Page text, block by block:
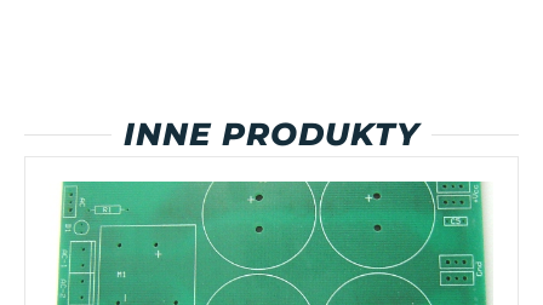
INNE PRODUKTY